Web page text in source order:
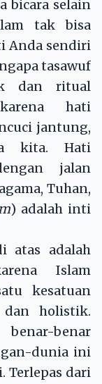
bicara selain
tak bisa
Anda sendiri
tasawuf
dan ritual
hati
jantung,
kita. Hati
jalan
Tuhan,
) adalah inti
atas adalah
Islam
kesatuan
dan holistik.
benar
dunia ini
Terlepas dari